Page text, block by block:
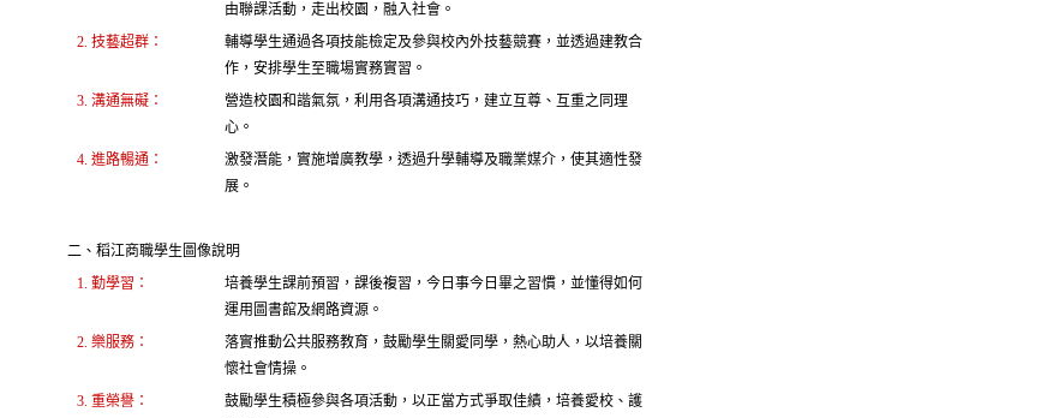
由聯課活動，走出校園，融入社會。
2. 技藝超群：
輔導學生通過各項技能檢定及參與校內外技藝競賽，並透過建教合
作，安排學生至職場實務實習。
3. 溝通無礙：
營造校園和諧氣氛，利用各項溝通技巧，建立互尊、互重之同理
心。
4. 進路暢通：
激發潛能，實施增廣教學，透過升學輔導及職業媒介，使其適性發
展。
二、稻江商職學生圖像說明
1. 勤學習：
培養學生課前預習，課後複習，今日事今日畢之習慣，並懂得如何
運用圖書館及網路資源。
2. 樂服務：
落實推動公共服務教育，鼓勵學生關愛同學，熱心助人，以培養關
懷社會情操。
3. 重榮譽：
鼓勵學生積極參與各項活動，以正當方式爭取佳績，培養愛校、護